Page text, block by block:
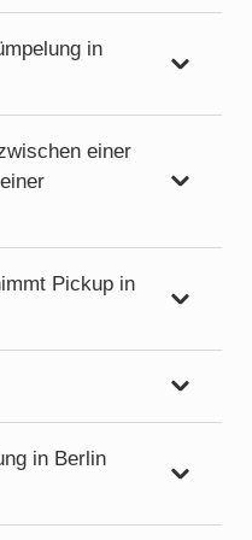
in
einer
Pickup in
in Berlin